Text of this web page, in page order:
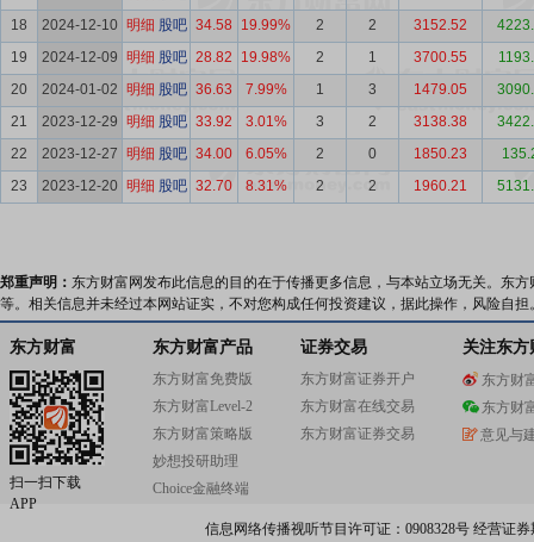
18
2024-12-10 明细 股吧 34.58 19.99% 2 2 3152.52
19
2024-12-09 明细 股吧 28.82 19.98% 2 1 3700.55
20
2024-01-02 明细 股吧 36.63 7.99% 1 3 1479.05
21
2023-12-29 明细 股吧 33.92 3.01% 3 2 3138.38
22
2023-12-27 明细 股吧 34.00 6.05% 2 0 1850.23
23
2023-12-20 明细 股吧 32.70 8.31% 2 2 1960.21
郑重声明： 东方财富网发布此信息的目的在于传播更多信息，与本站立场无关。东
等。相关信息并未经过本网站证实，不对您构成任何投资建议，据此操作，风险自担